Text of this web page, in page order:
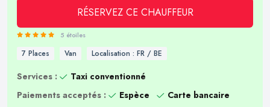
RÉSERVEZ CE CHAUFFEUR
5 étoiles
7 Places Van Localisation : FR / BE
Services :
Taxi conventionné
Paiements acceptés :
Espèce
Carte bancaire